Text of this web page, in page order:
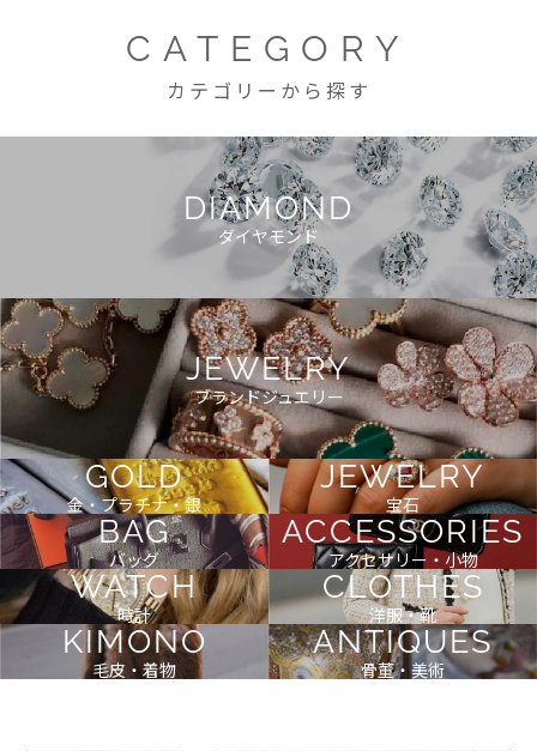
CATEGORY
カテゴリーから探す
DIAMOND
ダイヤモンド
JEWELRY
ブランドジュエリー
GOLD
金・プラチナ・銀
JEWELRY
宝石
BAG
バッグ
ACCESSORIES
アクセサリー・小物
WATCH
時計
CLOTHES
洋服・靴
KIMONO
毛皮・着物
ANTIQUES
骨董・美術